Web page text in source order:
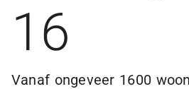
16
Vanaf ongeveer 1600